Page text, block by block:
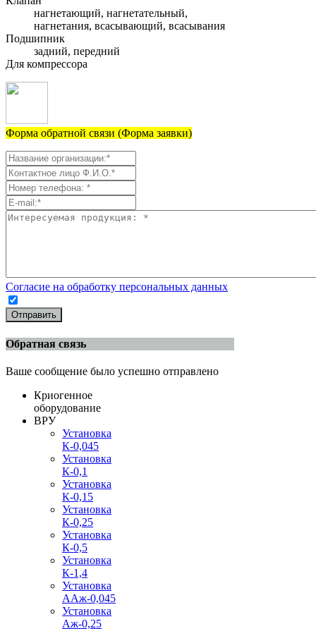
нагнетающий, нагнетательный,
нагнетания, всасывающий, всасывания
Подшипник
задний, передний
Для компрессора
Форма обратной связи (Форма заявки)
Согласие на обработку персональных данных
Отправить
Обратная связь
Ваше сообщение было успешно отправлено
Криогенное
оборудование
ВРУ
Установка
К-0,045
Установка
К-0,1
Установка
К-0,15
Установка
К-0,25
Установка
К-0,5
Установка
К-1,4
Установка
ААж-0,045
Установка
Аж-0,25